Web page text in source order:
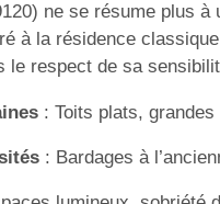
ne se résume plus
à la résidence
le respect de sa
: Toits plats, grandes
: Bardages à